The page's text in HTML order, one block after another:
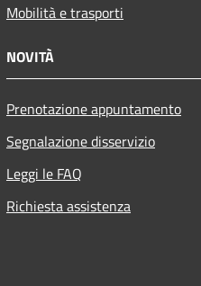
Mobilità e trasporti
NOVITÀ
Prenotazione appuntamento
Segnalazione disservizio
Leggi le FAQ
Richiesta assistenza